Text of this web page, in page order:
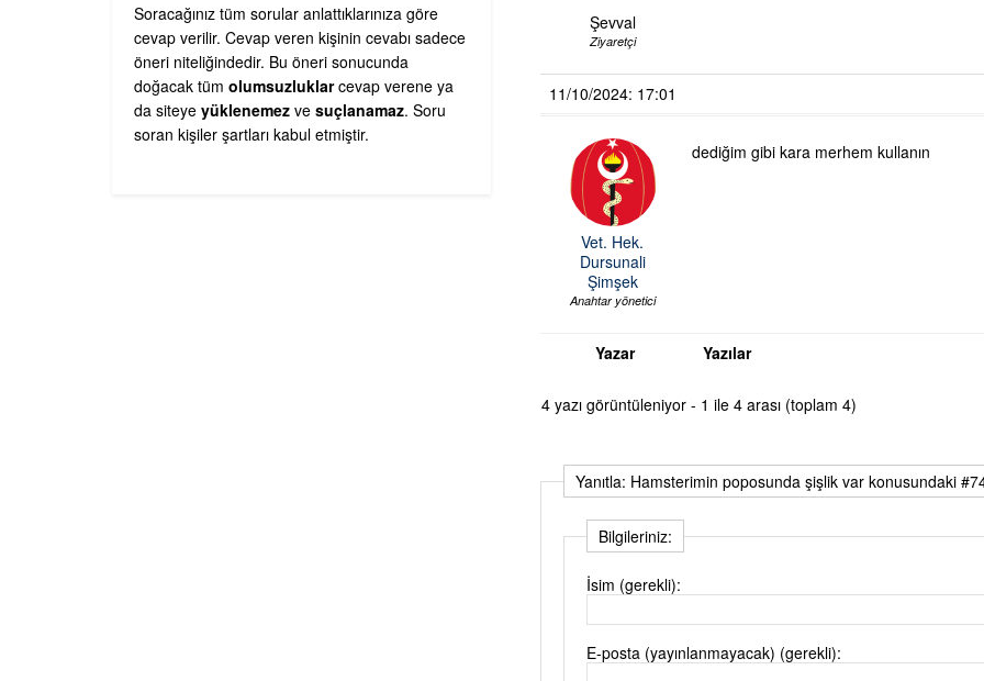
Şevval
Ziyaretçi
11/10/2024: 17:01
Vet. Hek.
Dursunali
Şimşek
Anahtar yönetici
dediğim gibi kara merhem kullanın
Yazar Yazılar
4 yazı görüntüleniyor - 1 ile 4 arası (toplam 4)
Yanıtla: Hamsterimin poposunda şişlik var konusundaki
Bilgileriniz:
İsim (gerekli):
E-posta (yayınlanmayacak) (gerekli):
Soracağınız tüm sorular anlattıklarınıza göre
cevap verilir. Cevap veren kişinin cevabı sadece
öneri niteliğindedir. Bu öneri sonucunda
doğacak tüm olumsuzluklarcevap verene ya
da siteye yüklenemez ve suçlanamaz. Soru
soran kişiler şartları kabul etmiştir.